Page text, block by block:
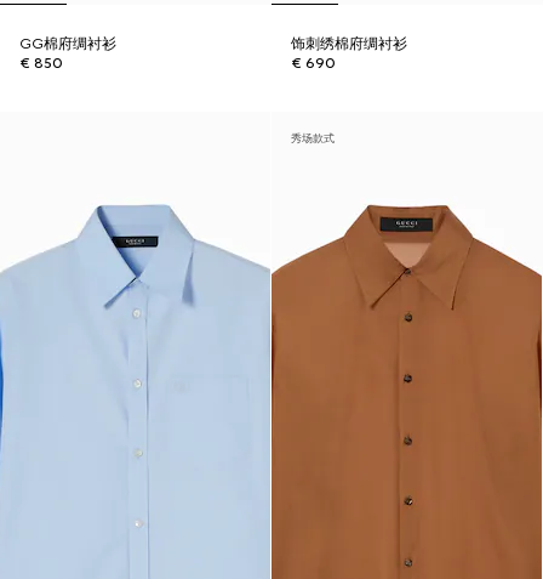
GG棉府绸衬衫
€ 850
饰刺绣棉府绸衬衫
€ 690
秀场款式